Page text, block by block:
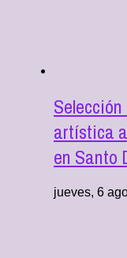
artística
en Santo
jueves, 6